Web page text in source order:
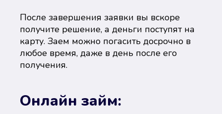
После завершения заявки вы вскоре
получите решение, а деньги поступят на
карту. Заем можно погасить досрочно в
любое время, даже в день после его
получения.
Онлайн займ: